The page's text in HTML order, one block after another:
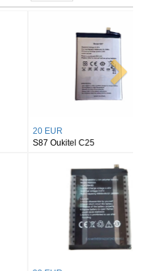
S87 Oukitel C25